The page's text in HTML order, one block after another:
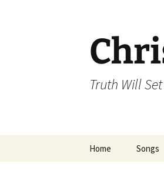
Truth Will
Home Songs